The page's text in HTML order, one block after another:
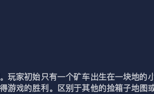
玩家初始只有一个矿车出生在一块地
游戏的胜利。区别于其他的捡箱子地图